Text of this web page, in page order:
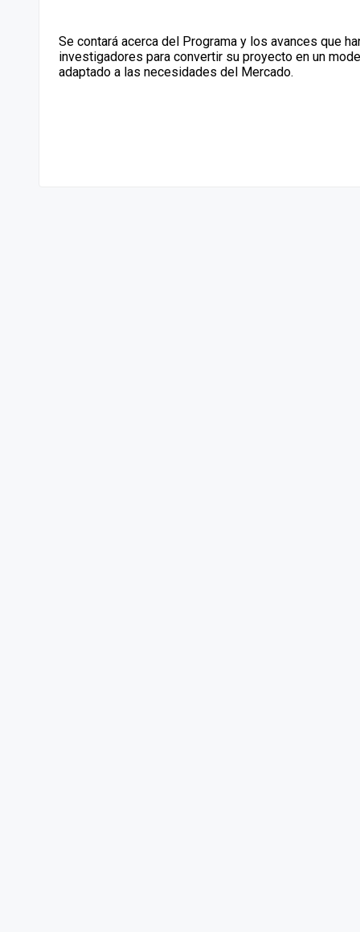
Se contará acerca del Programa y los avances que
investigadores para convertir su proyecto en un
adaptado a las necesidades del Mercado.